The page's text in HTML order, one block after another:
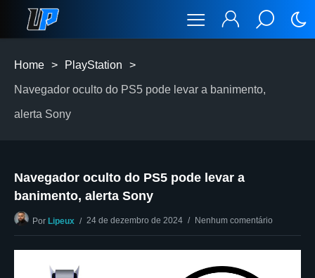
Home > PlayStation >
Navegador oculto do PS5 pode levar a banimento,
alerta Sony
Navegador oculto do PS5 pode levar a
banimento, alerta Sony
Por Lipeux 24 de dezembro de 2024 Nenhum comentário